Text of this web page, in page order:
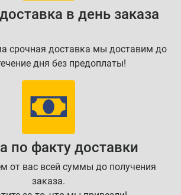
в день заказа
срочная доставка мы доставим до
дня без предоплаты!
по факту доставки
от вас всей суммы до получения
заказа.